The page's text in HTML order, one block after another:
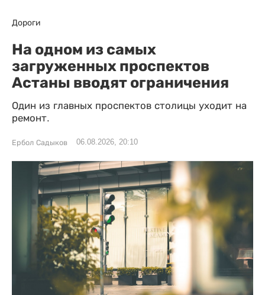
Дороги
На одном из самых
загруженных проспектов
Астаны вводят ограничения
Один из главных проспектов столицы уходит на
ремонт.
Ербол Садыков 06.08.2026, 20:10